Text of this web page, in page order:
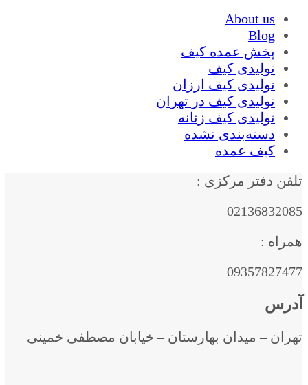
About us
Blog
پخش عمده کیف
تولیدی کیف
تولیدی کیف ارزان
تولیدی کیف در تهران
تولیدی کیف زنانه
دسته‌بندی نشده
کیف عمده
تلفن دفتر مرکزی :
02136832085
همراه :
09357827477
آدرس
تهران – میدان بهارستان – خیابان مصطفی خمینی